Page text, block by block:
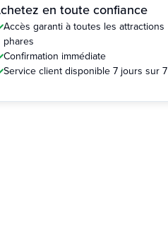
en toute confiance
Accès garanti à toutes les attractions
phares
Confirmation immédiate
Service client disponible 7 jours sur 7